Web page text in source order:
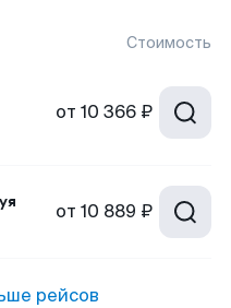
Стоимость
от 10 366 ₽
от 10 889 ₽
рейсов